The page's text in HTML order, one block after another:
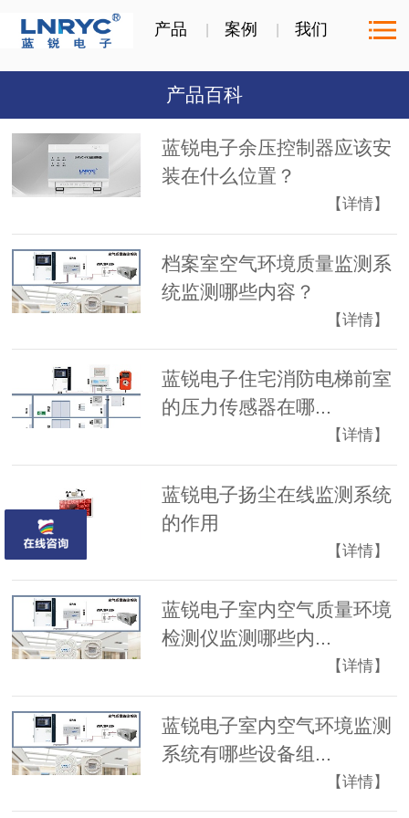
产品 案例 我们
产品百科
蓝锐电子余压控制器应该安
装在什么位置？
【详情】
档案室空气环境质量监测系
统监测哪些内容？
【详情】
蓝锐电子住宅消防电梯前室
的压力传感器在哪...
【详情】
蓝锐电子扬尘在线监测系统
的作用
【详情】
蓝锐电子室内空气质量环境
检测仪监测哪些内...
【详情】
蓝锐电子室内空气环境监测
系统有哪些设备组...
【详情】